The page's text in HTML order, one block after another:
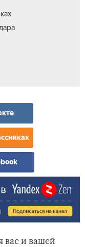
вас и вашей